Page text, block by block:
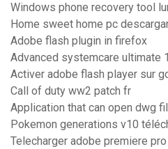
Windows phone recovery tool
Home sweet home pc
Adobe flash plugin in firefox
Advanced systemcare ultimate
Activer adobe flash player sur
Call of duty ww2 patch fr
Application that can open dwg
Pokemon generations v10
Telecharger adobe premiere